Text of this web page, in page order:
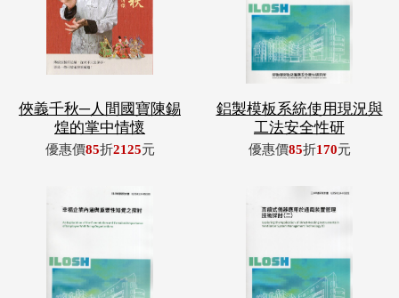
俠義千秋─人間國寶陳錫
煌的掌中情懷
優惠價85折2125元
鋁製模板系統使用現況與
工法安全性研
優惠價85折170元